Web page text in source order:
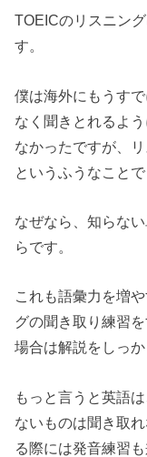
TOEICのリスニン
す。
僕は海外にもうす
なく聞きとれるよ
なかったですが、
というふうなことで
なぜなら、知らな
らです。
これも語彙力を増
グの聞き取り練習
場合は解説をしっ
もっと言うと英語
ないものは聞き取
る際には発音練習